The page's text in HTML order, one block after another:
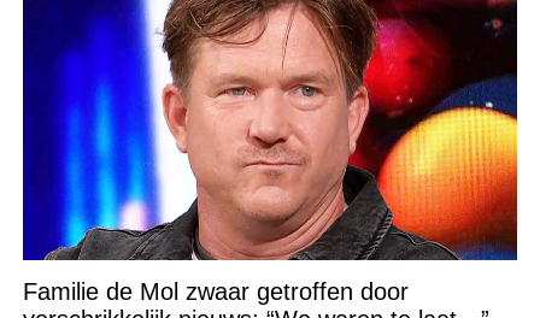
Familie de Mol zwaar getroffen door